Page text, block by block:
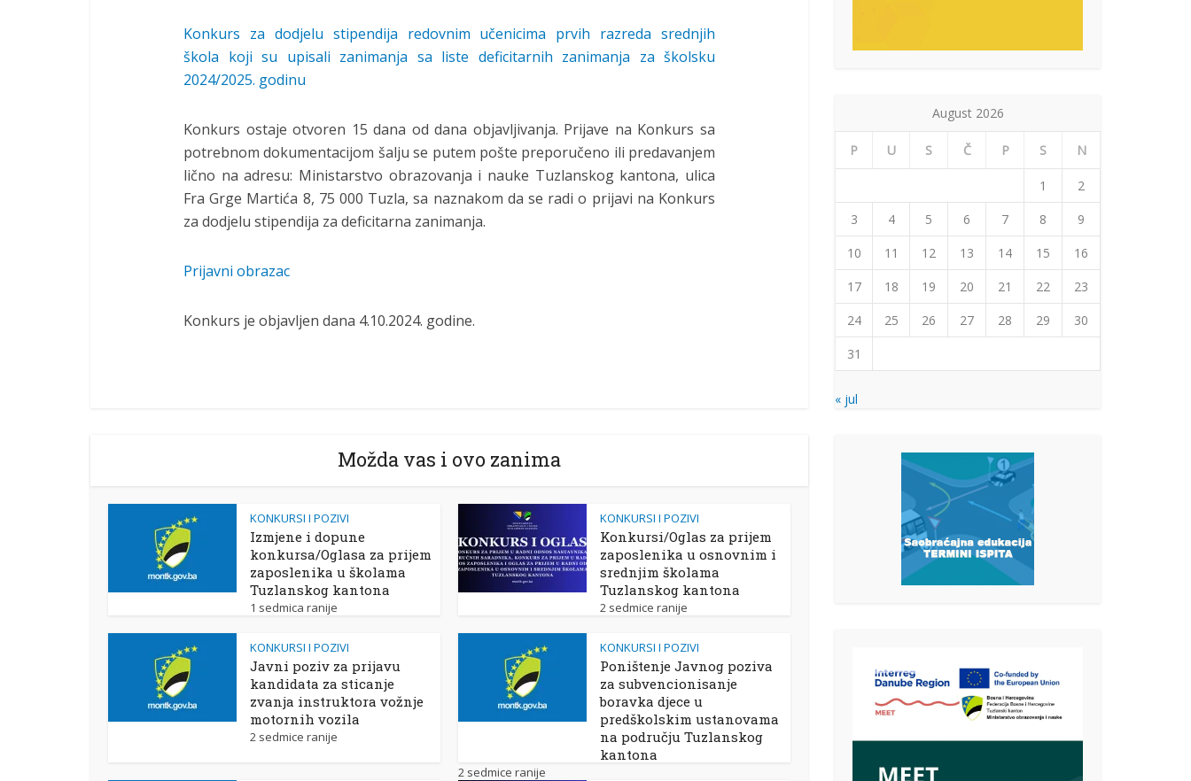
Konkurs za dodjelu stipendija redovnim učenicima prvih razreda srednjih
škola koji su upisali zanimanja sa liste deficitarnih zanimanja za školsku
2024/2025. godinu
Konkurs ostaje otvoren 15 dana od dana objavljivanja. Prijave na Konkurs sa
potrebnom dokumentacijom šalju se putem pošte preporučeno ili predavanjem
lično na adresu: Ministarstvo obrazovanja i nauke Tuzlanskog kantona, ulica
Fra Grge Martića 8, 75 000 Tuzla, sa naznakom da se radi o prijavi na Konkurs
za dodjelu stipendija za deficitarna zanimanja.
Prijavni obrazac
Konkurs je objavljen dana 4.10.2024. godine.
Možda vas i ovo zanima
KONKURSI I POZIVI
Izmjene i dopune
konkursa/Oglasa za prijem
zaposlenika u školama
Tuzlanskog kantona
1 sedmica ranije
KONKURSI I POZIVI
Konkursi/Oglas za prijem
zaposlenika u osnovnim i
srednjim školama
Tuzlanskog kantona
2 sedmice ranije
KONKURSI I POZIVI
Javni poziv za prijavu
kandidata za sticanje
zvanja instruktora vožnje
motornih vozila
2 sedmice ranije
KONKURSI I POZIVI
Poništenje Javnog poziva
za subvencionisanje
boravka djece u
predškolskim ustanovama
na području Tuzlanskog
kantona
2 sedmice ranije
August 2026
P U S Č P S N
1
2
3
4 5 6 7 8
9
10
11 12 13 14 15
16
17
18 19 20 21 22
23
24
25 26 27 28 29
30
31
« jul